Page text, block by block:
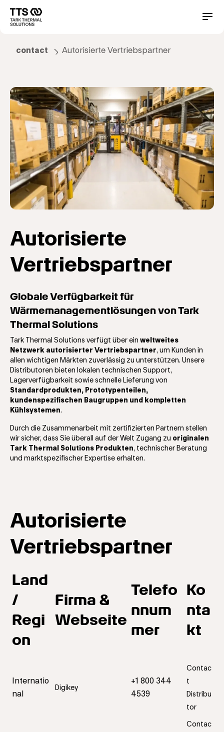
zum
Inhalt
contact Autorisierte Vertriebspartner
Autorisierte
Vertriebspartner
Globale Verfügbarkeit für
Wärmemanagementlösungen von Tark
Thermal Solutions
Tark Thermal Solutions verfügt über ein weltweites
Netzwerk autorisierter Vertriebspartner, um Kunden in
allen wichtigen Märkten zuverlässig zu unterstützen. Unsere
Distributoren bieten lokalen technischen Support,
Lagerverfügbarkeit sowie schnelle Lieferung von
Standardprodukten, Prototypenteilen,
kundenspezifischen Baugruppen und kompletten
Kühlsystemen.
Durch die Zusammenarbeit mit zertifizierten Partnern stellen
wir sicher, dass Sie überall auf der Welt Zugang zu originalen
Tark Thermal Solutions Produkten, technischer Beratung
und marktspezifischer Expertise erhalten.
Autorisierte
Vertriebspartner
Land
/
Regi
on
Firma &
Webseite
Telefo
nnum
mer
Ko
nta
kt
Internatio
nal
Digikey
+1 800 344
4539
Contac
t
Distribu
tor
Contac